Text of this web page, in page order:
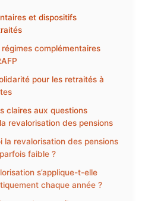
et dispositifs
complémentaires
pour les retraités à
claires aux questions
revalorisation des pensions
la revalorisation des pensions
faible ?
s’applique-t-elle
chaque année ?